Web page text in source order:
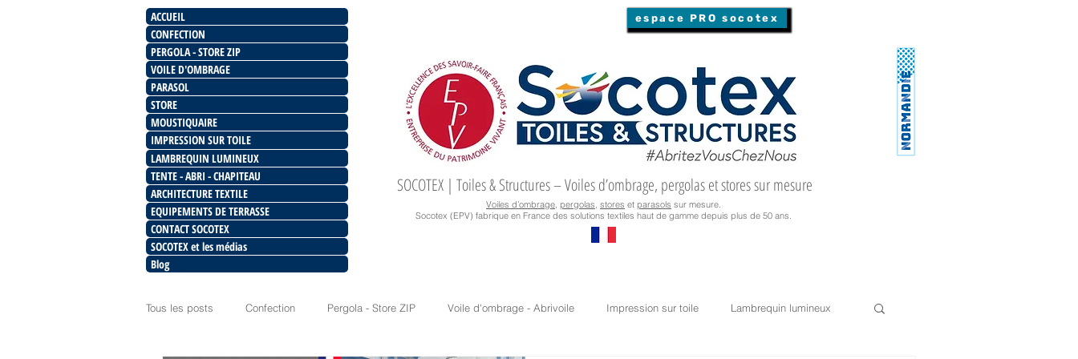
ACCUEIL
CONFECTION
PERGOLA - STORE ZIP
VOILE D'OMBRAGE
PARASOL
STORE
MOUSTIQUAIRE
IMPRESSION SUR TOILE
LAMBREQUIN LUMINEUX
TENTE - ABRI - CHAPITEAU
ARCHITECTURE TEXTILE
EQUIPEMENTS DE TERRASSE
CONTACT SOCOTEX
SOCOTEX et les médias
Blog
espace PRO socotex
SOCOTEX | Toiles & Structures – Voiles d’ombrage, pergolas et stores sur mesure
Voiles d’ombrage, pergolas, stores et parasols sur mesure.
Socotex (EPV) fabrique en France des solutions textiles haut de gamme depuis plus de 50 ans.
Tous les posts Confection Pergola - Store ZIP Voile d'ombrage - Abrivoile Impression sur toile Lambrequin lumineux